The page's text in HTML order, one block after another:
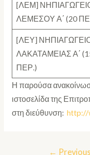
[ΛΕΜ]
ΛΕΜΕΣΟΥ Α΄ (20
[ΛΕΥ]
ΛΑΚΑΤΑΜΕΙΑΣ Α΄
ΠΕΡ.)
Η παρούσα
ιστοσελίδα της
στη διεύθυνση: http://
← Previous